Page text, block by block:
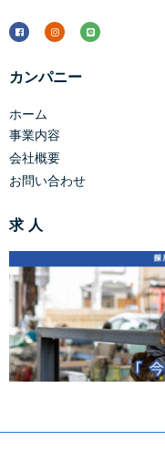
カンパニー
ホーム
事業内容
会社概要
お問い合わせ
求 人